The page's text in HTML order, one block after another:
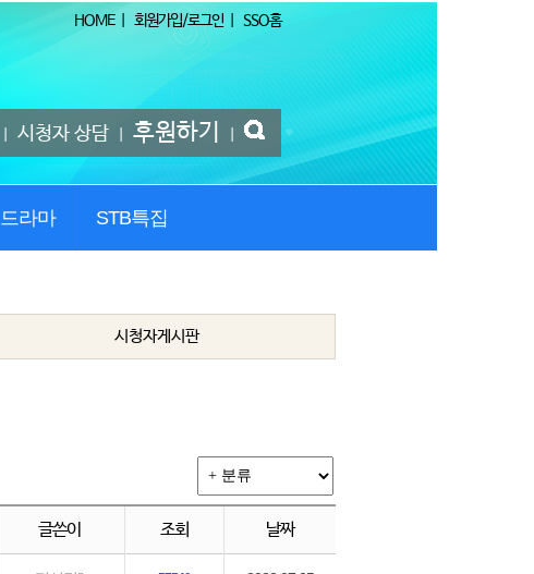
HOME| 회원가입/로그인 SSO홈
시청자 상담 후원하기
드라마 STB특집
시청자게시판
글쓴이 조회 날짜